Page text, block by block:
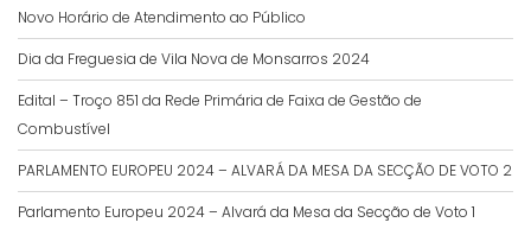
Novo Horário de Atendimento ao Público
Dia da Freguesia de Vila Nova de Monsarros 2024
Edital – Troço 851 da Rede Primária de Faixa de Gestão de
Combustível
PARLAMENTO EUROPEU 2024 – ALVARÁ DA MESA DA SECÇÃO DE VOTO 2
Parlamento Europeu 2024 – Alvará da Mesa da Secção de Voto 1